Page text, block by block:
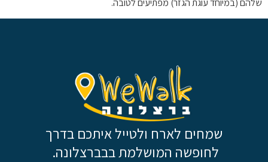
שלהם (במיוחד עוגת הגזר) מפתיעים לטובה.
שמחים לארח ולטייל איתכם בדרך
לחופשה המושלמת בבברצלונה.